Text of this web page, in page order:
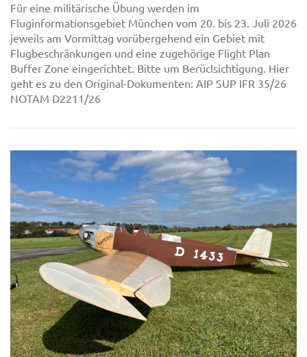
Für eine militärische Übung werden im
Fluginformationsgebiet München vom 20. bis 23. Juli 2026
jeweils am Vormittag vorübergehend ein Gebiet mit
Flugbeschränkungen und eine zugehörige Flight Plan
Buffer Zone eingerichtet. Bitte um Berüclsichtigung. Hier
geht es zu den Original-Dokumenten: AIP SUP IFR 35/26
NOTAM D2211/26